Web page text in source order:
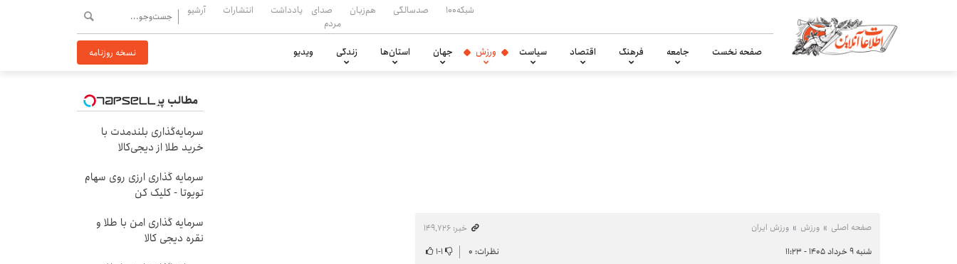
شبکه۱۰۰ صدسالگی هم‌زبان
صدای
مردم
یادداشت انتشارات آرشیو
صفحه نخست جامعه فرهنگ اقتصاد سیاست ورزش جهان استان‌ها زندگی ویدیو نسخه روزنامه
صفحه اصلی ورزش ورزش ایران
خبر: ۱۴۹٬۷۲۶
شنبه ۹ خرداد ۱۴۰۵ - ۱۱:۲۳
نظرات: ۰ ۱-۱
مطالب پیشنهادی
سرمایه‌گذاری بلندمدت با
خرید طلا از دیجی‌کالا
سرمایه گذاری ارزی روی سهام
تویوتا - کلیک کن
سرمایه گذاری امن با طلا و
نقره دیجی کالا